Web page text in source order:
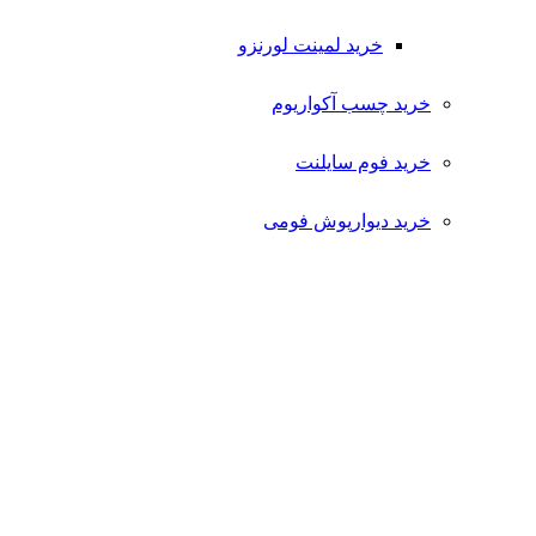
خرید لمینت لورنزو
خرید چسب آکواریوم
خرید فوم سایلنت
خرید دیوارپوش فومی